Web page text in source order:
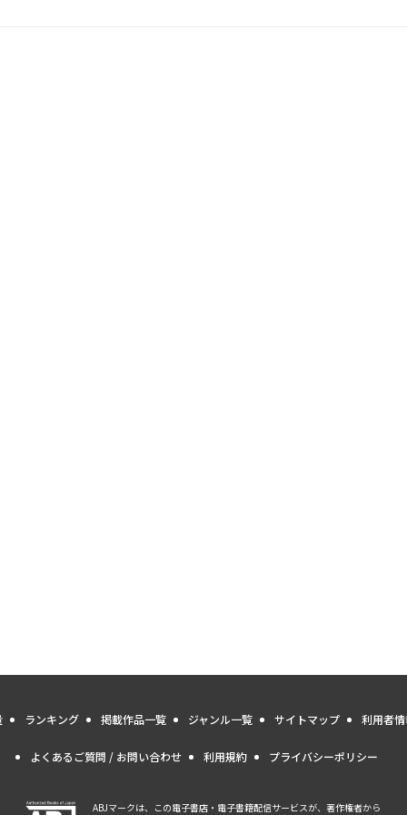
ランキング 掲載作品一覧 ジャンル一覧 サイトマップ 利用者
よくあるご質問 / お問い合わせ 利用規約 プライバシーポリシー
ABJマークは、この電子書店・電子書籍配信サービスが、著作権者から